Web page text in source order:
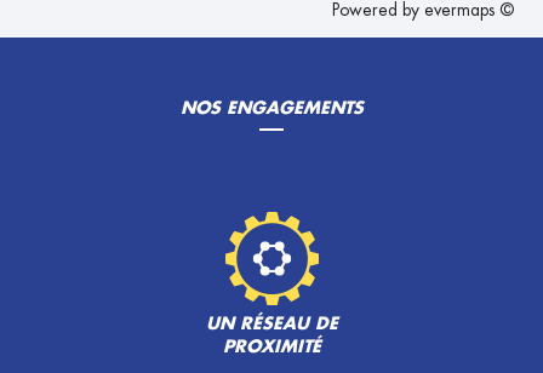
Powered by evermaps ©
NOS ENGAGEMENTS
UN RÉSEAU DE
PROXIMITÉ